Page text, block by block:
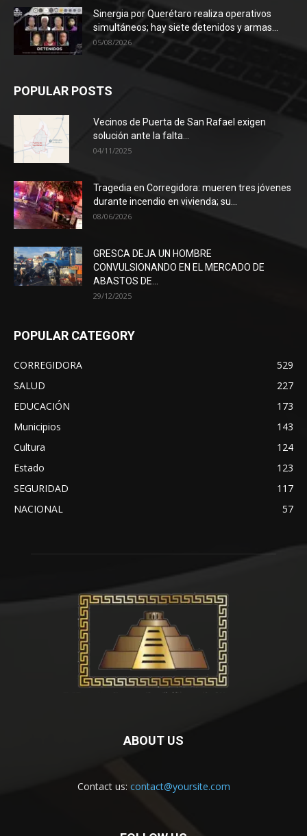
Sinergia por Querétaro realiza operativos
simultáneos; hay siete detenidos y armas...
05/08/2026
POPULAR POSTS
Vecinos de Puerta de San Rafael exigen
solución ante la falta...
04/11/2025
Tragedia en Corregidora: mueren tres jóvenes
durante incendio en vivienda; su...
08/06/2026
GRESCA DEJA UN HOMBRE
CONVULSIONANDO EN EL MERCADO DE
ABASTOS DE...
29/12/2025
POPULAR CATEGORY
CORREGIDORA
529
SALUD
227
EDUCACIÓN
173
Municipios
143
Cultura
124
Estado
123
SEGURIDAD
117
NACIONAL
57
ABOUT US
Contact us: contact@yoursite.com